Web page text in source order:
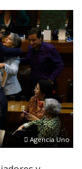
Agencia Uno